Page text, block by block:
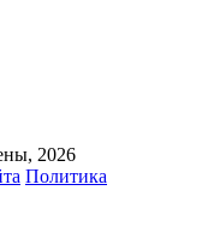
2026
Политика